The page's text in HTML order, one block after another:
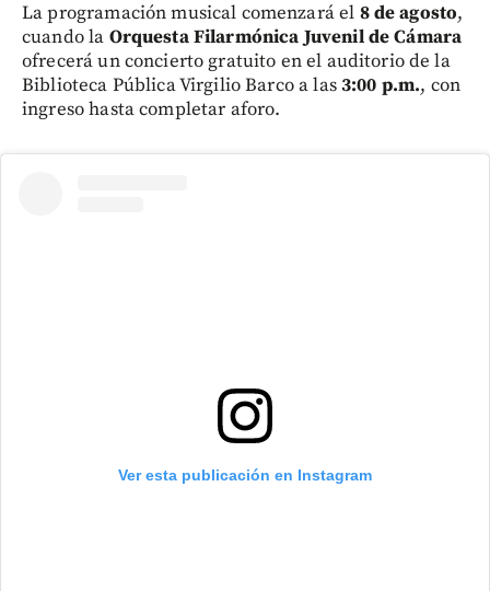
La programación musical comenzará el 8 de agosto,
cuando la Orquesta Filarmónica Juvenil de Cámara
ofrecerá un concierto gratuito en el auditorio de la
Biblioteca Pública Virgilio Barco a las3:00 p.m., con
ingreso hasta completar aforo.
Ver esta publicación en Instagram